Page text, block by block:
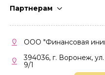
Партнерам
Кабинет партнера
Правила участия
ООО "Финансовая
394036, г. Воронеж,
9/1